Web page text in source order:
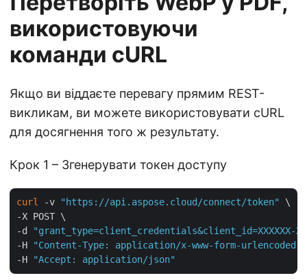
використовуючи
команди cURL
Якщо ви віддаєте перевагу прямим REST-
викликам, ви можете використовувати cURL
для досягнення того ж результату.
Крок 1 – Згенерувати токен доступу
curl -v "https://api.aspose.cloud/connect/token"
\
-X POST \
-d
"grant_type=client_credentials&client_id=XXXXXX-
-H
"Content-Type: application/x-www-form-urlencoded"
-H
"Accept: application/json"